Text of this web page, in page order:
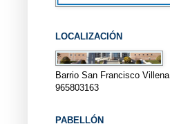
LOCALIZACIÓN
Barrio San Francisco Villena
965803163
PABELLÓN